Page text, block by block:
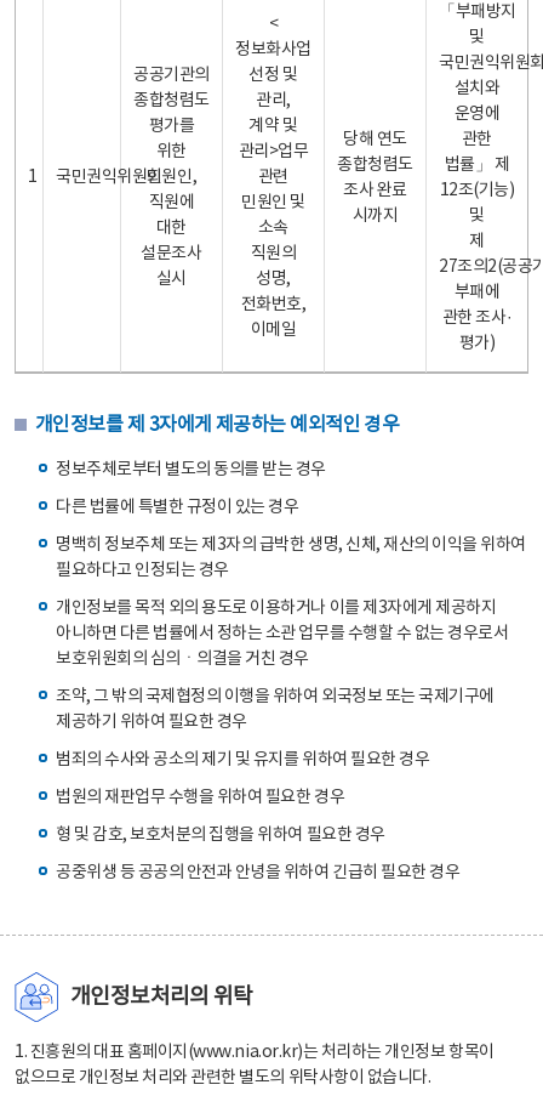
1 국민권익위원회
공공기관의
종합청렴도
평가를
위한
민원인,
직원에
대한
설문조사
실시
<
정보화사업
선정 및
관리,
계약 및
관리>업무
관련
민원인 및
소속
직원의
성명,
전화번호,
이메일
당해 연도
종합청렴도
조사 완료
시까지
「부패방지
및
국민권익위원
설치와
운영에
관한
법률」 제
12조(기능)
및
제
27조의2(공공
부패에
관한 조사·
평가)
개인정보를 제 3자에게 제공하는 예외적인 경우
정보주체로부터 별도의 동의를 받는 경우
다른 법률에 특별한 규정이 있는 경우
명백히 정보주체 또는 제3자의 급박한 생명, 신체, 재산의 이익을 위하여
필요하다고 인정되는 경우
개인정보를 목적 외의 용도로 이용하거나 이를 제3자에게 제공하지
아니하면 다른 법률에서 정하는 소관 업무를 수행할 수 없는 경우로서
보호위원회의 심의ㆍ의결을 거친 경우
조약, 그 밖의 국제협정의 이행을 위하여 외국정보 또는 국제기구에
제공하기 위하여 필요한 경우
범죄의 수사와 공소의 제기 및 유지를 위하여 필요한 경우
법원의 재판업무 수행을 위하여 필요한 경우
형 및 감호, 보호처분의 집행을 위하여 필요한 경우
공중위생 등 공공의 안전과 안녕을 위하여 긴급히 필요한 경우
개인정보처리의 위탁
1. 진흥원의 대표 홈페이지(www.nia.or.kr)는 처리하는 개인정보 항목이
없으므로 개인정보 처리와 관련한 별도의 위탁사항이 없습니다.